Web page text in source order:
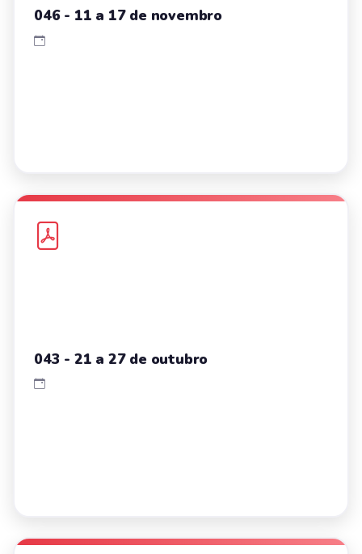
046 - 11 a 17 de novembro
043 - 21 a 27 de outubro